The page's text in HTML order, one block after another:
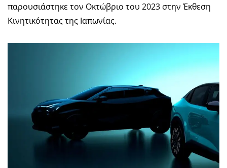
παρουσιάστηκε τον Οκτώβριο του 2023 στην Έκθεση
Κινητικότητας της Ιαπωνίας.